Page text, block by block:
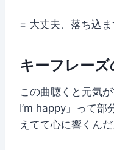
= 大丈夫、落ち込
キーフレーズ
この曲聴くと元気
I’m happy」って部
えてて心に響くんだ